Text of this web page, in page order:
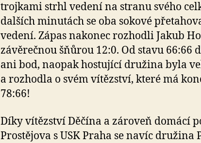
trojkami strhl vedení na stranu svého
dalších minutách se oba sokové
vedení. Zápas nakonec rozhodli Jakub
závěrečnou šňůrou 12:0. Od stavu 66:66
ani bod, naopak hostující družina byla
a rozhodla o svém vítězství, které má
78:66!
Díky vítězství Děčína a zároveň domácí
Prostějova s USK Praha se navíc družina